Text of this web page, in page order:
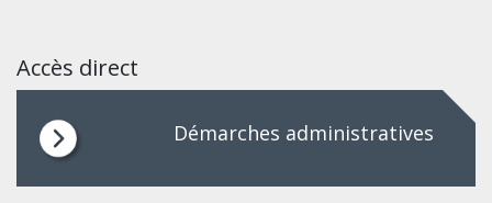
Accès direct
Démarches administratives